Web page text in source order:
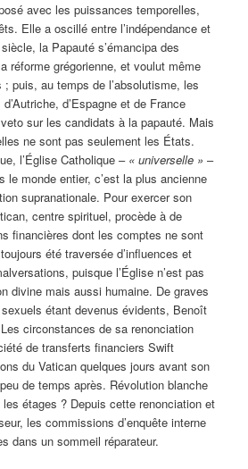
avec les puissances temporelles,
Elle a oscillé entre l’indépendance et
la Papauté s’émancipa des
réforme grégorienne, et voulut même
puis, au temps de l’absolutisme, les
d’Espagne et de France
sur les candidats à la papauté. Mais
ne sont pas seulement les États.
l’Église Catholique – « universelle » –
le monde entier, c’est la plus ancienne
supranationale. Pour exercer son
centre spirituel, procède à de
financières dont les comptes ne sont
été traversée d’influences et
puisque l’Église n’est pas
divine mais aussi humaine. De graves
étant devenus évidents, Benoît
circonstances de sa renonciation
de transferts financiers Swift
du Vatican quelques jours avant son
de temps après. Révolution blanche
étages ? Depuis cette renonciation et
les commissions d’enquête interne
dans un sommeil réparateur.